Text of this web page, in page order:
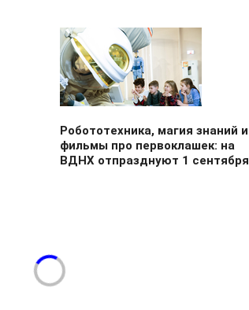
Робототехника, магия знаний и
фильмы про первоклашек: на
ВДНХ отпразднуют 1 сентября